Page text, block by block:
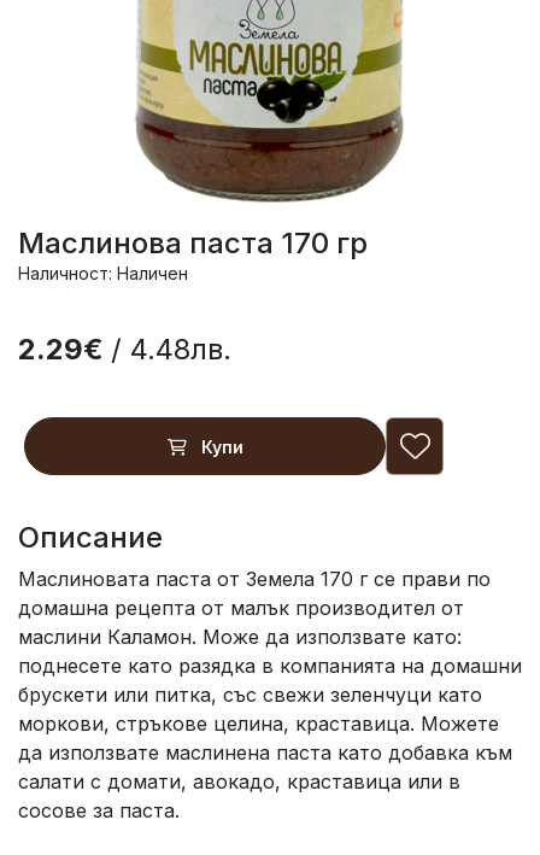
Маслинова паста 170 гр
Наличност: Наличен
2.29€ / 4.48лв.
Купи
Описание
Маслиновата паста от Земела 170 г се прави по
домашна рецепта от малък производител от
маслини Каламон. Може да използвате като:
поднесете като разядка в компанията на домашни
брускети или питка, със свежи зеленчуци като
моркови, стръкове целина, краставица. Можете
да използвате маслинена паста като добавка към
салати с домати, авокадо, краставица или в
сосове за паста.